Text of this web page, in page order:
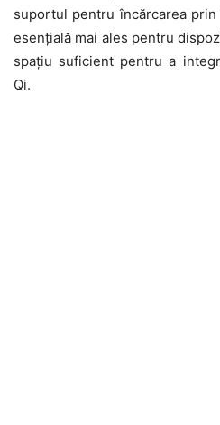
suportul pentru încărcarea
esențială mai ales pentru
spațiu suficient pentru a
Qi.